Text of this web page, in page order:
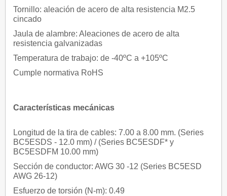
Tornillo: aleación de acero de alta resistencia M2.5
cincado
Jaula de alambre: Aleaciones de acero de alta
resistencia galvanizadas
Temperatura de trabajo: de -40ºC a +105ºC
Cumple normativa RoHS
Características mecánicas
Longitud de la tira de cables: 7.00 a 8.00 mm. (Series
BC5ESDS - 12.0 mm) / (Series BC5ESDF* y
BC5ESDFM 10.00 mm)
Sección de conductor: AWG 30 -12 (Series BC5ESD
AWG 26-12)
Esfuerzo de torsión (N-m): 0.49